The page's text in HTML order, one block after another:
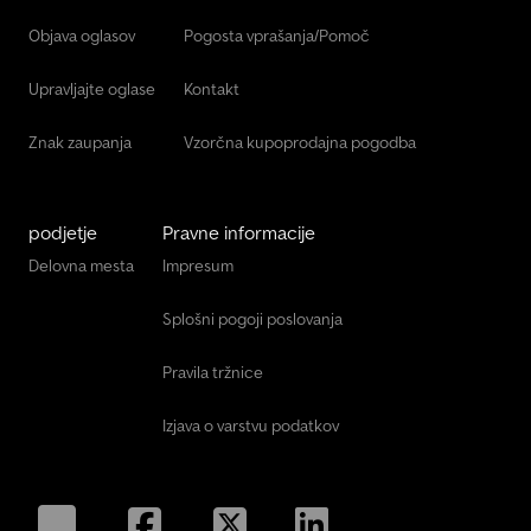
Demag Prodajna cena: 29.000 € / 33.660 US$
Objava oglasov
Upravljajte oglase
Znak zaupanja
Pogosta vprašanja/Pomoč
Kontakt
Vzorčna kupoprodajna pogodba
podjetje
Delovna mesta
Pravne informacije
Impresum
Splošni pogoji poslovanja
Pravila tržnice
Izjava o varstvu podatkov